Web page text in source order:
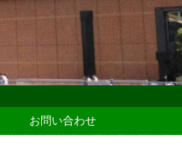
お問い合わせ